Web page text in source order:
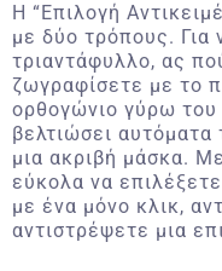
Η “Επιλογή
με δύο τρόπους. Για
τριαντάφυλλο, ας
ζωγραφίσετε με το
ορθογώνιο γύρω του
βελτιώσει αυτόματα
μια ακριβή μάσκα.
εύκολα να
με ένα μόνο κλικ,
αντιστρέψετε μια